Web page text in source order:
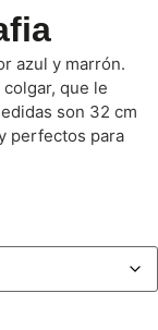
azul y marrón.
que le
son 32 cm
perfectos para